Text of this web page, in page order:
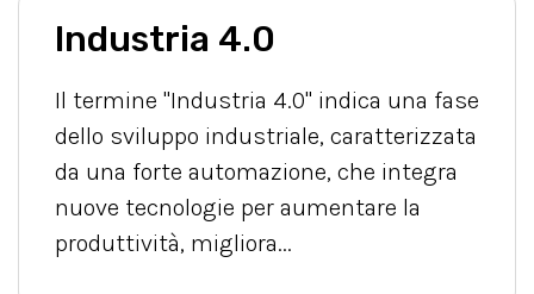
Industria 4.0
Il termine "Industria 4.0" indica una fase
dello sviluppo industriale, caratterizzata
da una forte automazione, che integra
nuove tecnologie per aumentare la
produttività, migliora...